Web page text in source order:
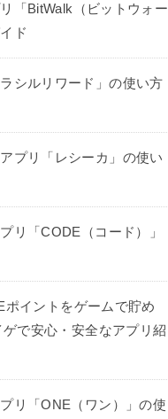
「BitWalk（ビットウォー
ド
シルリワード」の使い方
プリ「レシーカ」の使い
リ「CODE（コード）」
ポイントをゲームで貯め
で安心・安全なアプリ紹
リ「ONE（ワン）」の使